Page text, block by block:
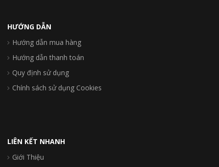
HƯỚNG DẪN
Hướng dẫn mua hàng
Hướng dẫn thanh toán
Quy định sử dụng
Chính sách sử dụng Cookies
LIÊN KẾT NHANH
Giới Thiệu